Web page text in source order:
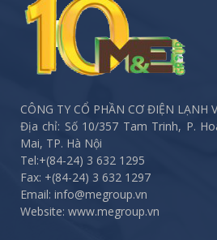
CÔNG TY CỔ PHẦN CƠ ĐIỆN LẠNH
Địa chỉ: Số 10/357 Tam Trinh, P.
Mai, TP. Hà Nội
Tel:+(84-24) 3 632 1295
Fax: +(84-24) 3 632 1297
Email: info@megroup.vn
Website: www.megroup.vn